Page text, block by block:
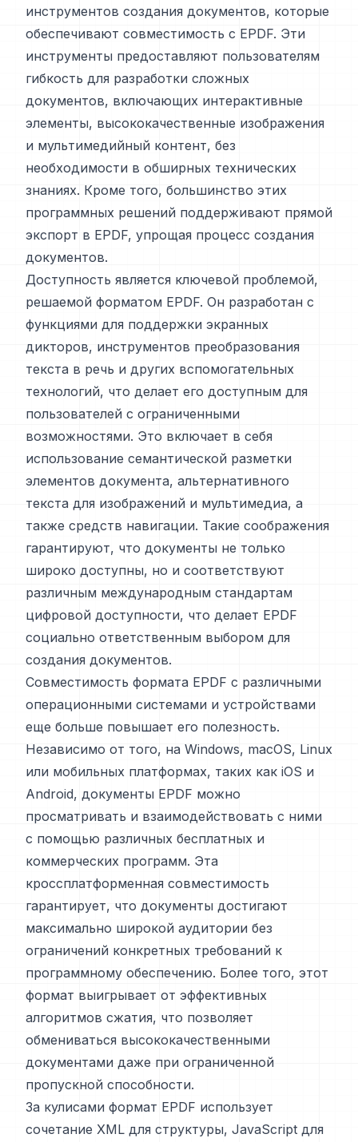
инструментов создания документов, которые
обеспечивают совместимость с EPDF. Эти
инструменты предоставляют пользователям
гибкость для разработки сложных
документов, включающих интерактивные
элементы, высококачественные изображения
и мультимедийный контент, без
необходимости в обширных технических
знаниях. Кроме того, большинство этих
программных решений поддерживают прямой
экспорт в EPDF, упрощая процесс создания
документов.
Доступность является ключевой проблемой,
решаемой форматом EPDF. Он разработан с
функциями для поддержки экранных
дикторов, инструментов преобразования
текста в речь и других вспомогательных
технологий, что делает его доступным для
пользователей с ограниченными
возможностями. Это включает в себя
использование семантической разметки
элементов документа, альтернативного
текста для изображений и мультимедиа, а
также средств навигации. Такие соображения
гарантируют, что документы не только
широко доступны, но и соответствуют
различным международным стандартам
цифровой доступности, что делает EPDF
социально ответственным выбором для
создания документов.
Совместимость формата EPDF с различными
операционными системами и устройствами
еще больше повышает его полезность.
Независимо от того, на Windows, macOS, Linux
или мобильных платформах, таких как iOS и
Android, документы EPDF можно
просматривать и взаимодействовать с ними
с помощью различных бесплатных и
коммерческих программ. Эта
кроссплатформенная совместимость
гарантирует, что документы достигают
максимально широкой аудитории без
ограничений конкретных требований к
программному обеспечению. Более того, этот
формат выигрывает от эффективных
алгоритмов сжатия, что позволяет
обмениваться высококачественными
документами даже при ограниченной
пропускной способности.
За кулисами формат EPDF использует
сочетание XML для структуры, JavaScript для